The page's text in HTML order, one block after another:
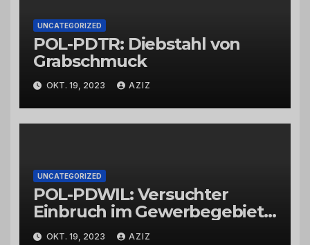
UNCATEGORIZED
POL-PDTR: Diebstahl von
Grabschmuck
OKT. 19, 2023 AZIZ
UNCATEGORIZED
POL-PDWIL: Versuchter
Einbruch im Gewerbegebiet
Wittlich
OKT. 19, 2023 AZIZ